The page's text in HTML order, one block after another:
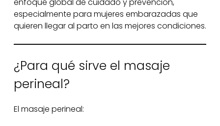
especialmente para mujeres embarazadas que
quieren llegar al parto en las mejores condiciones.
¿Para qué sirve el masaje
perineal?
El masaje perineal: